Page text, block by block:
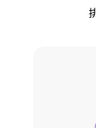
請選擇商品